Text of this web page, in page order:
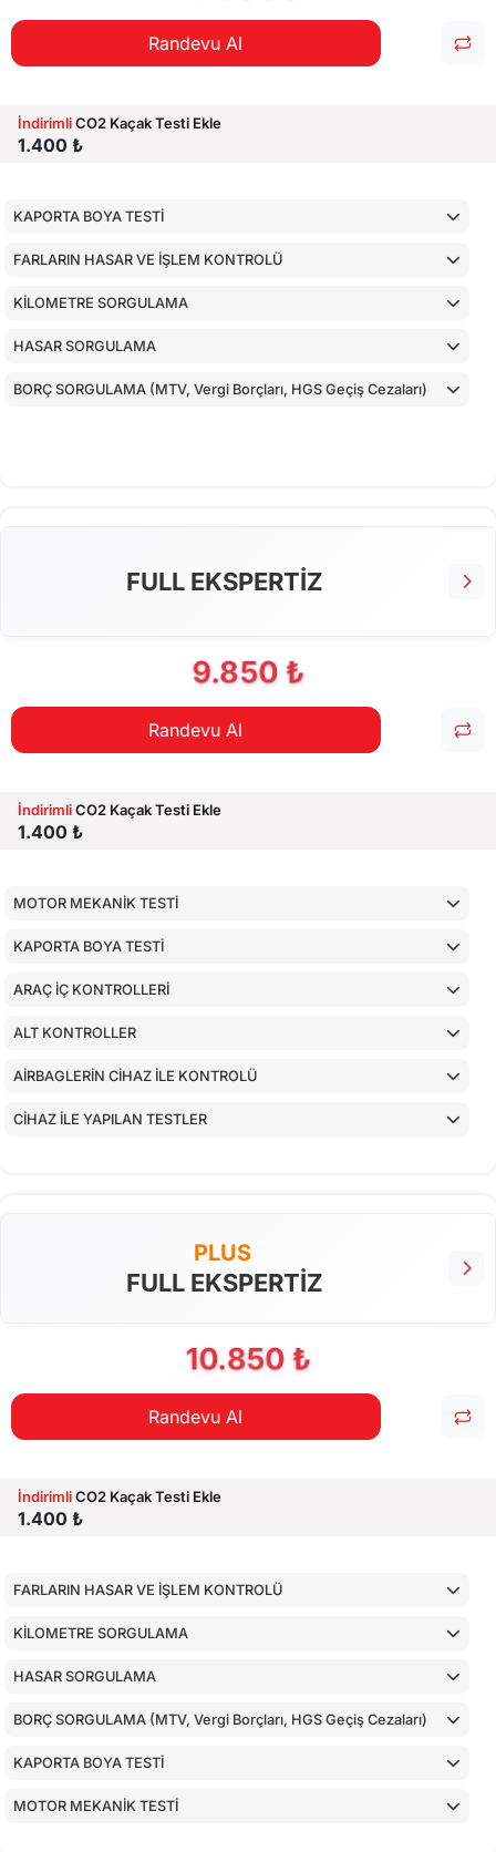
Randevu Al
İndirimliCO2 Kaçak Testi Ekle
1.400 ₺
KAPORTA BOYA TESTİ
FARLARIN HASAR VE İŞLEM KONTROLÜ
KİLOMETRE SORGULAMA
HASAR SORGULAMA
BORÇ SORGULAMA (MTV, Vergi Borçları, HGS Geçiş Cezaları)
FULL EKSPERTİZ
9.850 ₺
Randevu Al
İndirimliCO2 Kaçak Testi Ekle
1.400 ₺
MOTOR MEKANİK TESTİ
KAPORTA BOYA TESTİ
ARAÇ İÇ KONTROLLERİ
ALT KONTROLLER
AİRBAGLERİN CİHAZ İLE KONTROLÜ
CİHAZ İLE YAPILAN TESTLER
PLUS
FULL EKSPERTİZ
10.850 ₺
Randevu Al
İndirimliCO2 Kaçak Testi Ekle
1.400 ₺
FARLARIN HASAR VE İŞLEM KONTROLÜ
KİLOMETRE SORGULAMA
HASAR SORGULAMA
BORÇ SORGULAMA (MTV, Vergi Borçları, HGS Geçiş Cezaları)
KAPORTA BOYA TESTİ
MOTOR MEKANİK TESTİ